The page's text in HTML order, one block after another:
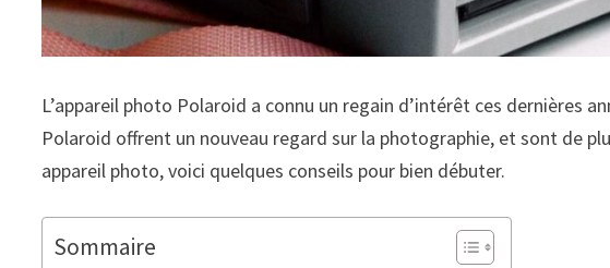
L’appareil photo Polaroid a connu un regain d’intérêt ces dernières
Polaroid offrent un nouveau regard sur la photographie, et sont de
appareil photo, voici quelques conseils pour bien débuter.
Sommaire